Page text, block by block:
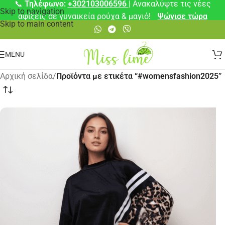
Skip to navigation
Skip to main content
📞 Τηλέφωνο: +302103006596 | Ανακαλύψτε τις νέες
αφίξεις σε γυναικεία ρούχα & μαγιό!
Ψώνισε τώρα
MENU
Αρχική σελίδα/Προϊόντα με ετικέτα “#womensfashion2025”